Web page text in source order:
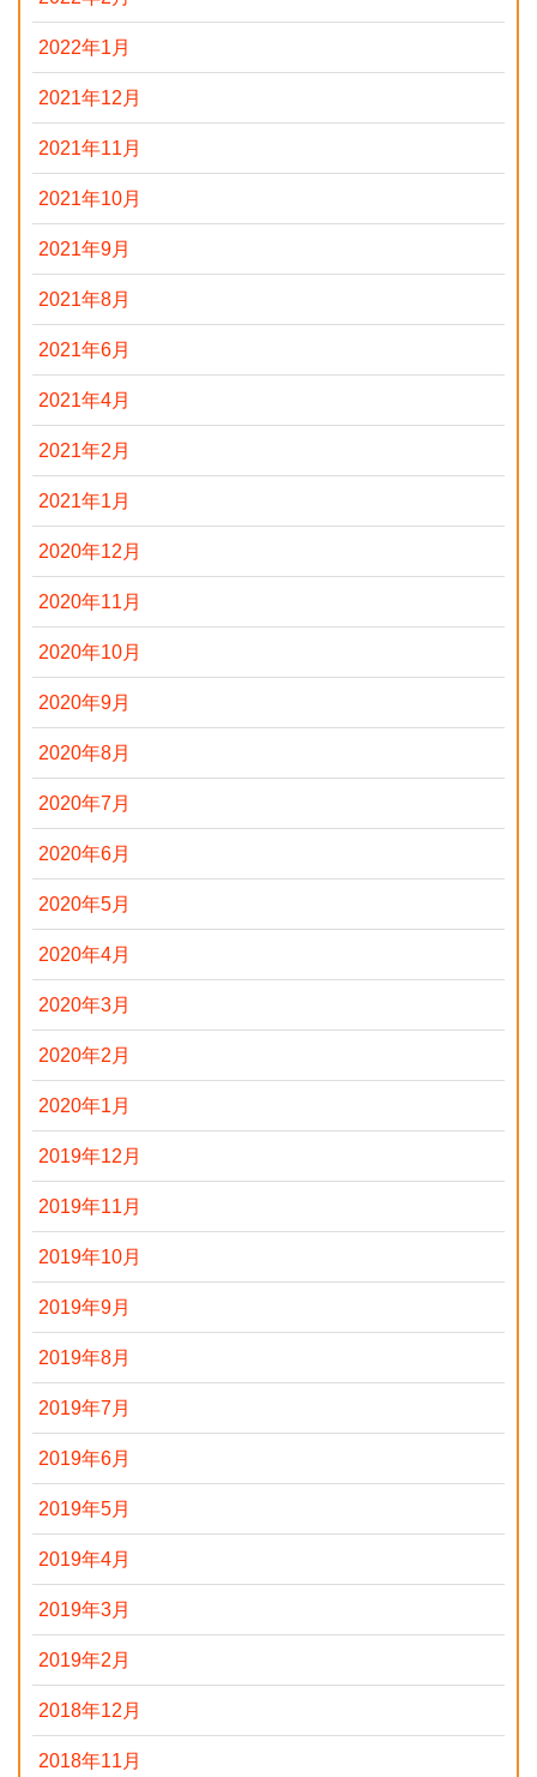
2022年1月
2021年12月
2021年11月
2021年10月
2021年9月
2021年8月
2021年6月
2021年4月
2021年2月
2021年1月
2020年12月
2020年11月
2020年10月
2020年9月
2020年8月
2020年7月
2020年6月
2020年5月
2020年4月
2020年3月
2020年2月
2020年1月
2019年12月
2019年11月
2019年10月
2019年9月
2019年8月
2019年7月
2019年6月
2019年5月
2019年4月
2019年3月
2019年2月
2018年12月
2018年11月